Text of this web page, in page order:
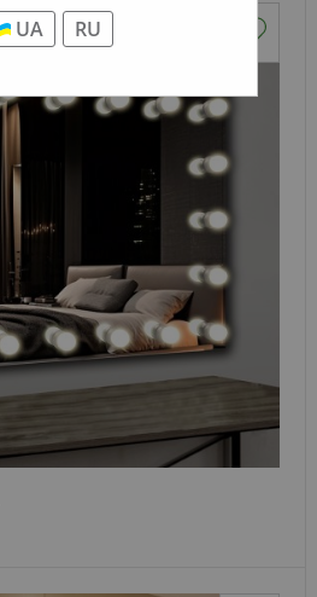
UA RU